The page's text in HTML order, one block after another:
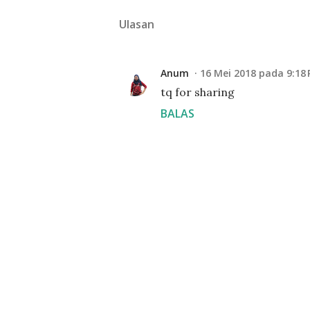
Ulasan
Anum 16 Mei 2018 pada 9:18
tq for sharing
BALAS